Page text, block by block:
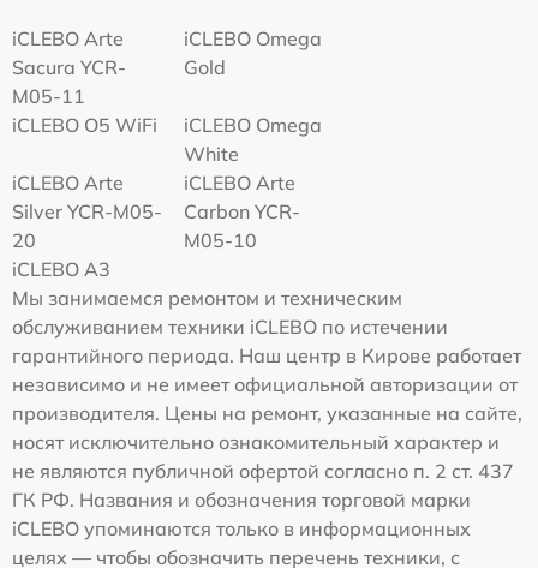
iCLEBO Arte
Sacura YCR-
M05-11
iCLEBO Omega
Gold
iCLEBO O5 WiFi
iCLEBO Omega
White
iCLEBO Arte
Silver YCR-M05-
20
iCLEBO Arte
Carbon YCR-
M05-10
iCLEBO A3
Мы занимаемся ремонтом и техническим
обслуживанием техники iCLEBO по истечении
гарантийного периода. Наш центр в Кирове работает
независимо и не имеет официальной авторизации от
производителя. Цены на ремонт, указанные на сайте,
носят исключительно ознакомительный характер и
не являются публичной офертой согласно п. 2 ст. 437
ГК РФ. Названия и обозначения торговой марки
iCLEBO упоминаются только в информационных
целях — чтобы обозначить перечень техники, с